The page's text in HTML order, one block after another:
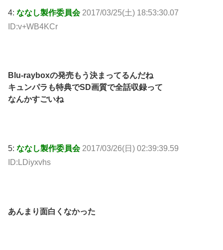
4: ななし製作委員会 2017/03/25(土) 18:53:30.07
ID:v+WB4KCr
Blu-rayboxの発売もう決まってるんだね
キュンパラも特典でSD画質で全話収録って
なんかすごいね
5: ななし製作委員会 2017/03/26(日) 02:39:39.59
ID:LDiyxvhs
あんまり面白くなかった